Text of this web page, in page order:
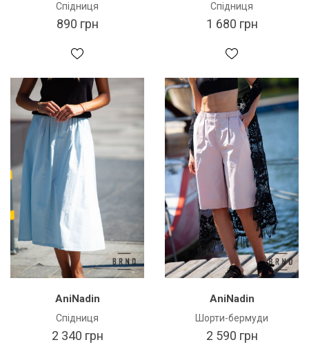
Спідниця
890 грн
Спідниця
1 680 грн
AniNadin
Спідниця
2 340 грн
AniNadin
Шорти-бермуди
2 590 грн